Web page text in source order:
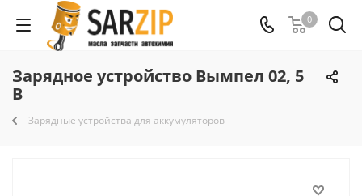
0
Зарядное устройство Вымпел 02, 5
В
Зарядные устройства для аккумуляторов